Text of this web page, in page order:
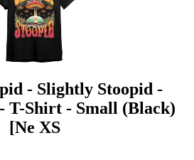
- Slightly Stoopid -
T-Shirt - Small (Black)
[Ne XS